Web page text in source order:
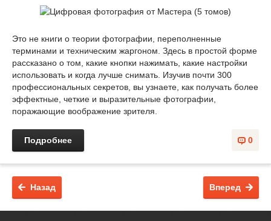
Это не книги о теории фотографии, переполненные
терминами и техническим жаргоном. Здесь в простой форме
рассказано о том, какие кнопки нажимать, какие настройки
использовать и когда лучше снимать. Изучив почти 300
профессиональных секретов, вы узнаете, как получать более
эффектные, четкие и выразительные фотографии,
поражающие воображение зрителя.
0
Подробнее
Вперед
Назад